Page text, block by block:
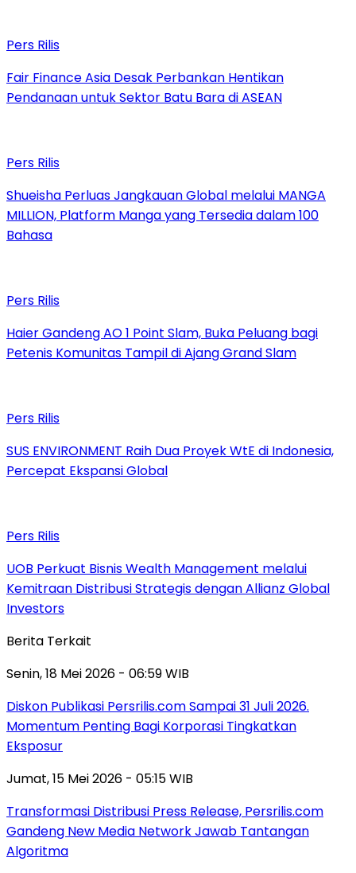
Pers Rilis
Fair Finance Asia Desak Perbankan Hentikan
Pendanaan untuk Sektor Batu Bara di ASEAN
Pers Rilis
Shueisha Perluas Jangkauan Global melalui MANGA
MILLION, Platform Manga yang Tersedia dalam 100
Bahasa
Pers Rilis
Haier Gandeng AO 1 Point Slam, Buka Peluang bagi
Petenis Komunitas Tampil di Ajang Grand Slam
Pers Rilis
SUS ENVIRONMENT Raih Dua Proyek WtE di Indonesia,
Percepat Ekspansi Global
Pers Rilis
UOB Perkuat Bisnis Wealth Management melalui
Kemitraan Distribusi Strategis dengan Allianz Global
Investors
Berita Terkait
Senin, 18 Mei 2026 - 06:59 WIB
Diskon Publikasi Persrilis.com Sampai 31 Juli 2026.
Momentum Penting Bagi Korporasi Tingkatkan
Eksposur
Jumat, 15 Mei 2026 - 05:15 WIB
Transformasi Distribusi Press Release, Persrilis.com
Gandeng New Media Network Jawab Tantangan
Algoritma